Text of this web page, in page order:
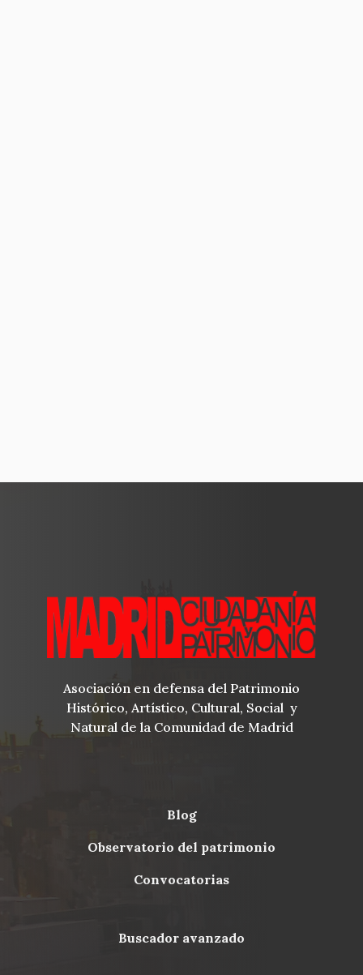
Asociación en defensa del Patrimonio
Histórico, Artístico, Cultural, Social y
Natural de la Comunidad de Madrid
Menu
blog
observatorio del patrimonio
convocatorias
buscador avanzado